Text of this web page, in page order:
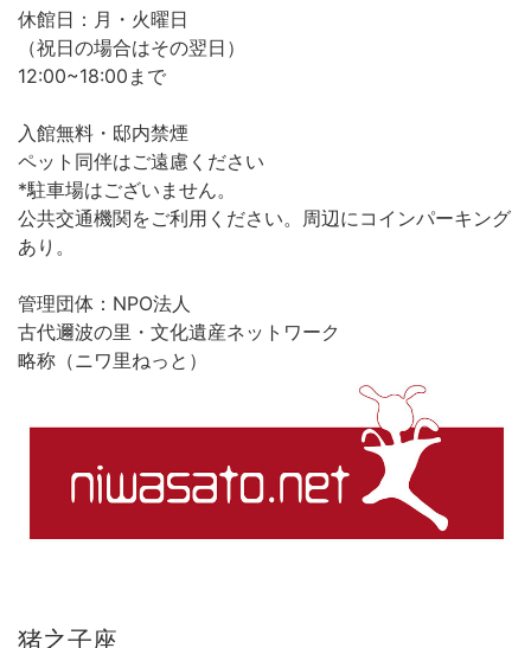
休館日：月・火曜日
（祝日の場合はその翌日）
12:00~18:00まで
入館無料・邸内禁煙
ペット同伴はご遠慮ください
*駐車場はございません。
公共交通機関をご利用ください。周辺にコインパーキング
あり。
管理団体：NPO法人
古代邇波の里・文化遺産ネットワーク
略称（ニワ里ねっと）
猪之子座